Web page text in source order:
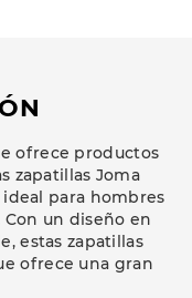
ofrece productos
zapatillas Joma
ideal para hombres
un diseño en
estas zapatillas
ofrece una gran